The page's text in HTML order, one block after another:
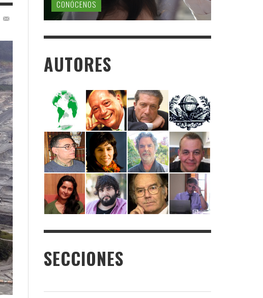
CONÓCENOS
AUTORES
SECCIONES